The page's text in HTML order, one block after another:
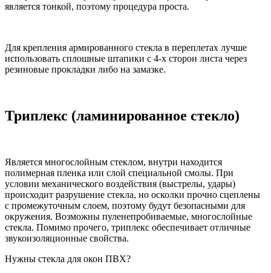
является тонкой, поэтому процедура проста.
Для крепления армированного стекла в переплетах лучше
использовать сплошные штапики с 4-х сторон листа через
резиновые прокладки либо на замазке.
Триплекс (ламинированное стекло)
Является многослойным стеклом, внутри находится
полимерная пленка или слой специальной смолы. При
условии механического воздействия (выстрелы, удары)
происходит разрушение стекла, но осколки прочно сцеплены
с промежуточным слоем, поэтому будут безопасными для
окружения. Возможны пуленепробиваемые, многослойные
стекла. Помимо прочего, триплекс обеспечивает отличные
звукоизоляционные свойства.
Нужны стекла для окон ПВХ?